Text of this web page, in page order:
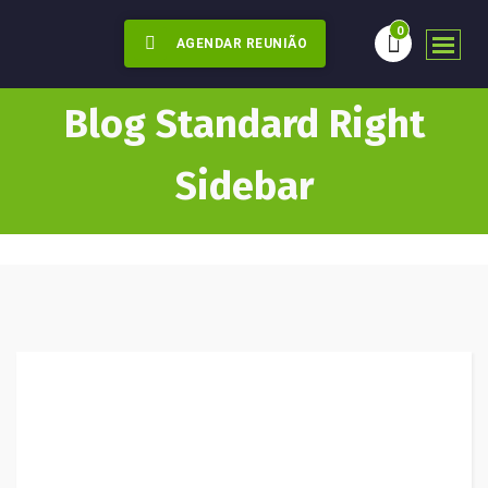
0
AGENDAR REUNIÃO
Blog Standard Right
Sidebar